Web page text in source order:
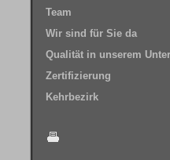
Team
Wir sind für Sie da
Qualität in unserem
Zertifizierung
Kehrbezirk